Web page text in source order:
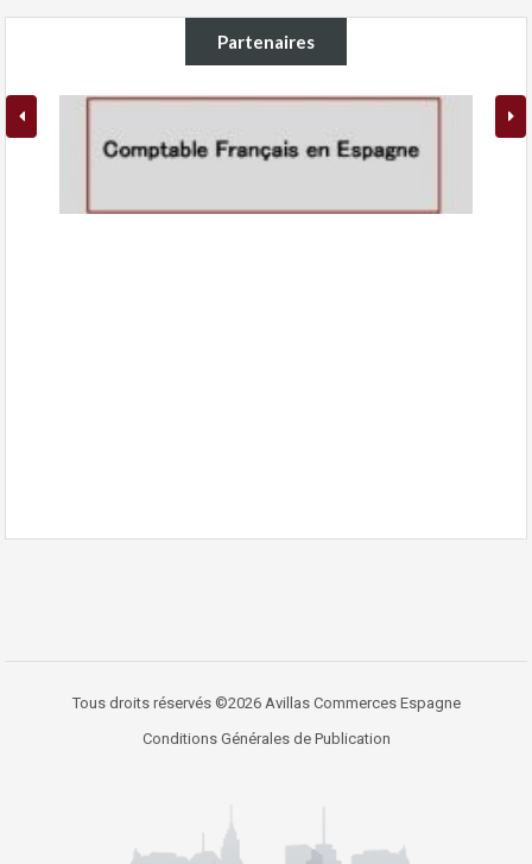
Partenaires
Tous droits réservés ©2026 Avillas Commerces Espagne
Conditions Générales de Publication